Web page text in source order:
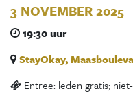
3 NOVEMBER 2025
19:30 uur
StayOkay,
Entree: leden gratis;